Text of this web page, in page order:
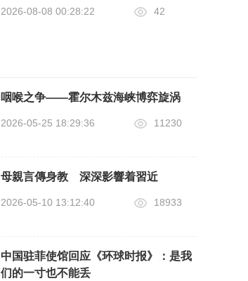
2026-08-08 00:28:22 42
咽喉之争——霍尔木兹海峡博弈旋涡
2026-05-25 18:29:36 11230
母親言傳身教 深深影響着習近
2026-05-10 13:12:40 18933
中国驻菲使馆回应《环球时报》：是我
们的一寸也不能丢